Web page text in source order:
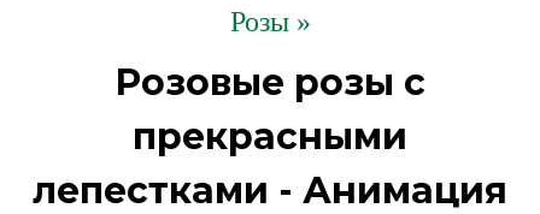
Розы »
Розовые розы с
прекрасными
лепестками - Анимация